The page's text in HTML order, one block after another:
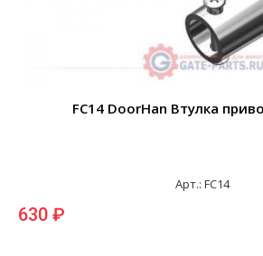
FC14 DoorHan Втулка
Арт.: FC14
630 ₽